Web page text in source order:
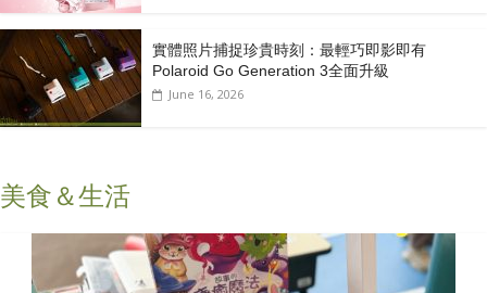
實體照片捕捉珍貴時刻：最輕巧即影即有
Polaroid Go Generation 3全面升級
June 16, 2026
美食＆生活